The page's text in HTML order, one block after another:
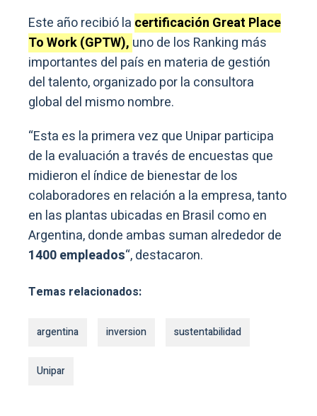
Este año recibió la certificación Great Place
To Work (GPTW), uno de los Ranking más
importantes del país en materia de gestión
del talento, organizado por la consultora
global del mismo nombre.
“Esta es la primera vez que Unipar participa
de la evaluación a través de encuestas que
midieron el índice de bienestar de los
colaboradores en relación a la empresa, tanto
en las plantas ubicadas en Brasil como en
Argentina, donde ambas suman alrededor de
1400 empleados“, destacaron.
Temas relacionados:
argentina inversion sustentabilidad
Unipar